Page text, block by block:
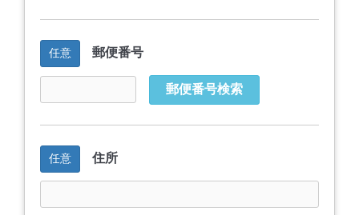
任意 郵便番号
郵便番号検索
任意 住所